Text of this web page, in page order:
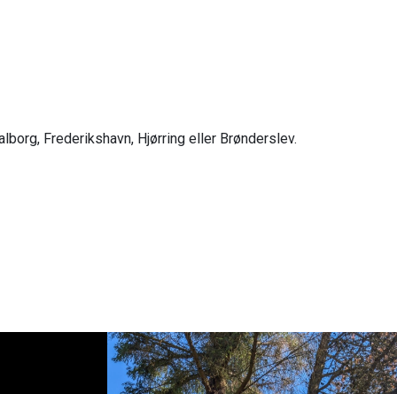
Frederikshavn, Hjørring eller Brønderslev.